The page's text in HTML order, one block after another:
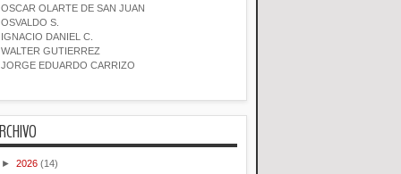
OSCAR OLARTE DE SAN JUAN
OSVALDO S.
IGNACIO DANIEL C.
WALTER GUTIERREZ
JORGE EDUARDO CARRIZO
► 2026 (14)